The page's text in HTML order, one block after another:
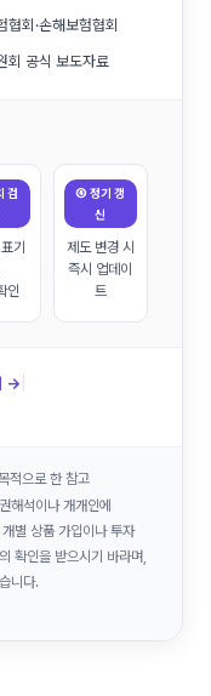
협회·손해보험협회
회 공식 보도자료
검
기
인
④ 정기 갱
신
제도 변경 시
즉시 업데이
트
→
적으로 한 참고
해석이나 개개인에
별 상품 가입이나 투자
확인을 받으시기 바라며,
니다.